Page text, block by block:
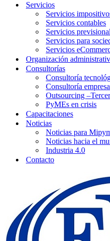
Servicios
Servicios
Servicios contables
Servicios
Servicios para
Servicios
Organización
Consultorías
Consultoría
Consultoría
Outsourcing
PyMEs en crisis
Capacitaciones
Noticias
Noticias para
Noticias hacia el
Industria 4.0
Contacto